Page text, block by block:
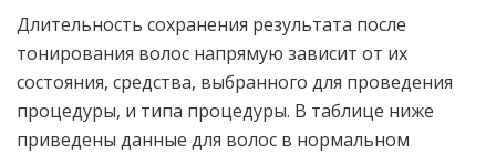
Длительность сохранения результата после
тонирования волос напрямую зависит от их
состояния, средства, выбранного для проведения
процедуры, и типа процедуры. В таблице ниже
приведены данные для волос в нормальном